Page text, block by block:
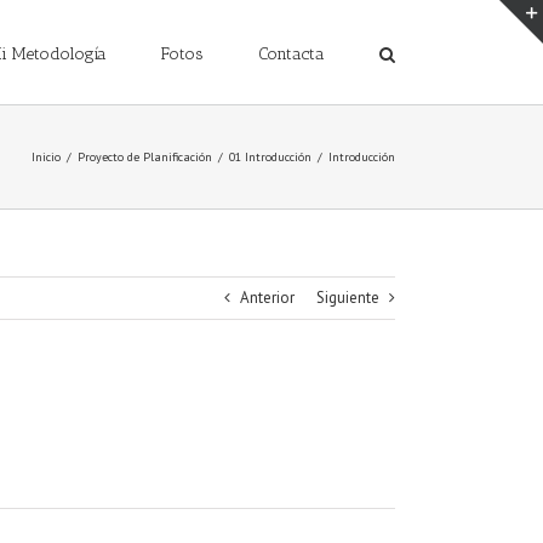
Metodología Fotos Contacta
Inicio / Proyecto de Planificación / 01 Introducción / Introducción
Anterior Siguiente